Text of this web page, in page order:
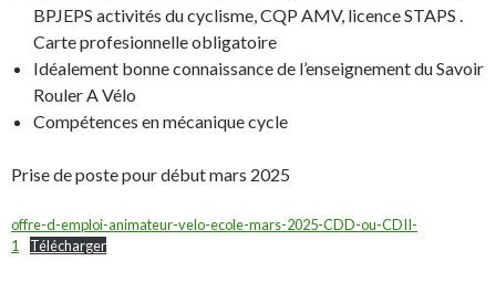
BPJEPS activités du cyclisme, CQP AMV, licence STAPS .
Carte profesionnelle obligatoire
Idéalement bonne connaissance de l’enseignement du Savoir
Rouler A Vélo
Compétences en mécanique cycle
Prise de poste pour début mars 2025
offre-d-emploi-animateur-velo-ecole-mars-2025-CDD-ou-CDII-
1
Télécharger